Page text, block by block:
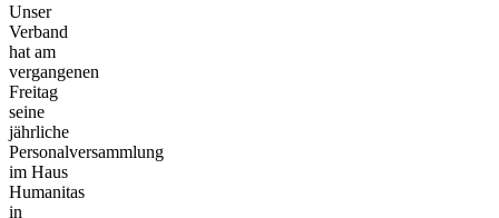
Unser
Verband
hat am
vergangenen
Freitag
seine
jährliche
Personalversammlung
im Haus
Humanitas
in